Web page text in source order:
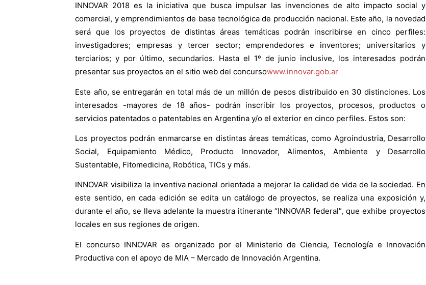
INNOVAR 2018 es la iniciativa que busca impulsar las invenciones de alto impacto social y
comercial, y emprendimientos de base tecnológica de producción nacional. Este año, la novedad
será que los proyectos de distintas áreas temáticas podrán inscribirse en cinco perfiles:
investigadores; empresas y tercer sector; emprendedores e inventores; universitarios y
terciarios; y por último, secundarios. Hasta el 1º de junio inclusive, los interesados podrán
presentar sus proyectos en el sitio web del concursowww.innovar.gob.ar
Este año, se entregarán en total más de un millón de pesos distribuido en 30 distinciones. Los
interesados -mayores de 18 años- podrán inscribir los proyectos, procesos, productos o
servicios patentados o patentables en Argentina y/o el exterior en cinco perfiles. Estos son:
Los proyectos podrán enmarcarse en distintas áreas temáticas, como Agroindustria, Desarrollo
Social, Equipamiento Médico, Producto Innovador, Alimentos, Ambiente y Desarrollo
Sustentable, Fitomedicina, Robótica, TICs y más.
INNOVAR visibiliza la inventiva nacional orientada a mejorar la calidad de vida de la sociedad. En
este sentido, en cada edición se edita un catálogo de proyectos, se realiza una exposición y,
durante el año, se lleva adelante la muestra itinerante “INNOVAR federal”, que exhibe proyectos
locales en sus regiones de origen.
El concurso INNOVAR es organizado por el Ministerio de Ciencia, Tecnología e Innovación
Productiva con el apoyo de MIA – Mercado de Innovación Argentina.